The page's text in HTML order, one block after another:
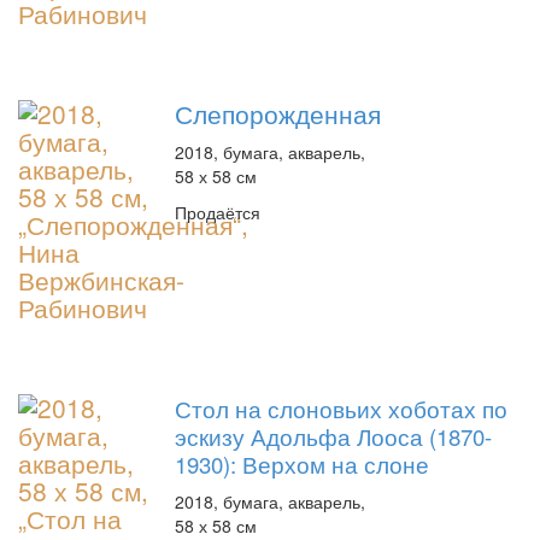
Слепорожденная
2018, бумага, акварель,
58 х 58 см
Продаётся
Стол на слоновьих хоботах по
эскизу Адольфа Лооса (1870-
1930): Верхом на слоне
2018, бумага, акварель,
58 х 58 см